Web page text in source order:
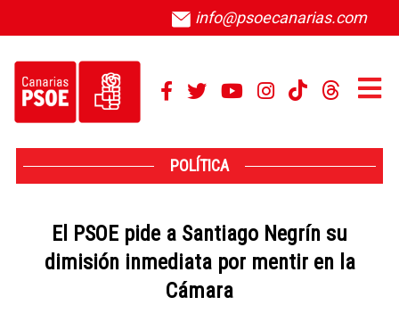
info@psoecanarias.com
POLÍTICA
El PSOE pide a Santiago Negrín su
dimisión inmediata por mentir en la
Cámara